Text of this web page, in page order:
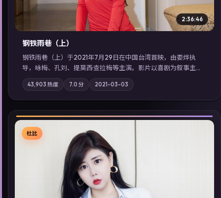
2:36:46
钢铁雨巷（上）
钢铁雨巷（上）于2021年7月29日在中国台湾首映，由娄烨执
导，咏梅、孔刘、提莫西·查拉梅等主演。影片以喜剧为叙事主
轴，一次普通通勤演变成全城关注的生死营救；摄影与配乐强化
地域气质；站内亦可通过「国产免费观看高清电视剧在线看」延
展检索同类型高分佳作，畅享高清在线追剧体验。
43,903 热度 7.0 分 2021-03-03
▶
杜比